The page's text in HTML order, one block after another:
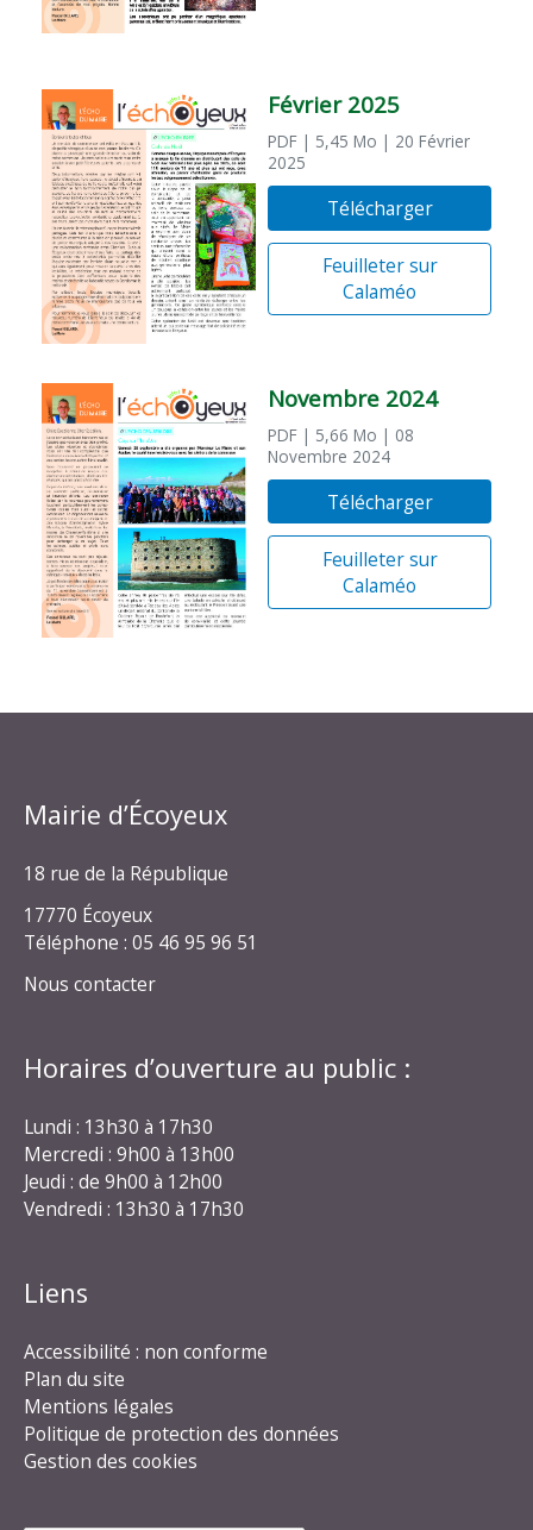
Février 2025
PDF | 5,45 Mo | 20 Février
2025
Télécharger
Feuilleter sur
Calaméo
Novembre 2024
PDF | 5,66 Mo | 08
Novembre 2024
Télécharger
Feuilleter sur
Calaméo
Mairie d’Écoyeux
18 rue de la République
17770 Écoyeux
Téléphone : 05 46 95 96 51
Nous contacter
Horaires d’ouverture au public :
Lundi : 13h30 à 17h30
Mercredi : 9h00 à 13h00
Jeudi : de 9h00 à 12h00
Vendredi : 13h30 à 17h30
Liens
Accessibilité : non conforme
Plan du site
Mentions légales
Politique de protection des données
Gestion des cookies